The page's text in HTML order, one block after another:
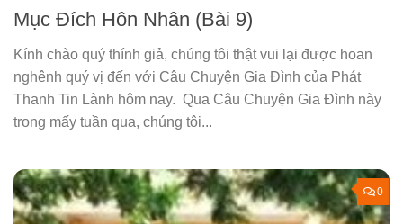
Mục Đích Hôn Nhân (Bài 9)
Kính chào quý thính giả, chúng tôi thật vui lại được hoan
nghênh quý vị đến với Câu Chuyện Gia Đình của Phát
Thanh Tin Lành hôm nay. Qua Câu Chuyện Gia Đình này
trong mấy tuần qua, chúng tôi...
0